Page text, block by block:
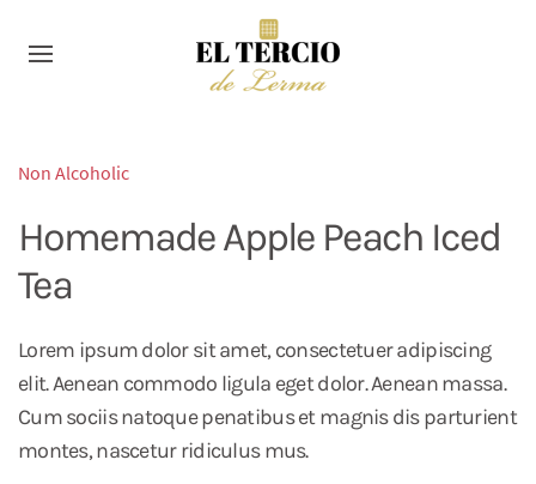
Non Alcoholic
Homemade Apple Peach Iced
Tea
Lorem ipsum dolor sit amet, consectetuer adipiscing
elit. Aenean commodo ligula eget dolor. Aenean massa.
Cum sociis natoque penatibus et magnis dis parturient
montes, nascetur ridiculus mus.